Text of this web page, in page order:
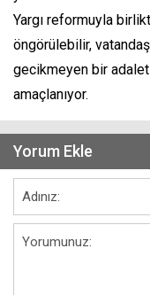
Yargı reformuyla
öngörülebilir,
gecikmeyen bir
amaçlanıyor.
Yorum Ekle